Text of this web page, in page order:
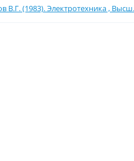
В.Г. (1983). Электротехника ,